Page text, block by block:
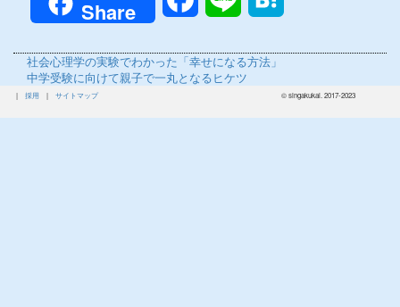
Share
前
の
投
社会心理学の実験でわかった「幸せになる方法」
次
の
中学受験に向けて親子で一丸となるヒケツ
| 採用 | サイトマップ © singakukai. 2017-2023